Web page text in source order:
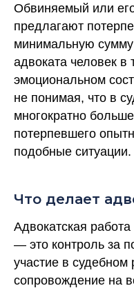
Обвиняемый или
предлагают
минимальную
адвоката человек
эмоциональном
не понимая, что в
многократно
потерпевшего
подобные ситуации.
Что делает
Адвокатская
— это контроль за
участие в судебном
сопровождение на